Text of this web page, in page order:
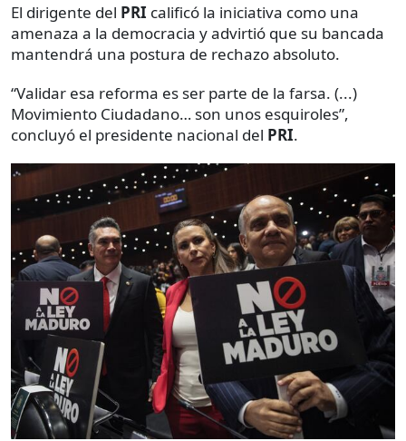
El dirigente del PRI calificó la iniciativa como una
amenaza a la democracia y advirtió que su bancada
mantendrá una postura de rechazo absoluto.
“Validar esa reforma es ser parte de la farsa. (...)
Movimiento Ciudadano… son unos esquiroles”,
concluyó el presidente nacional del PRI.